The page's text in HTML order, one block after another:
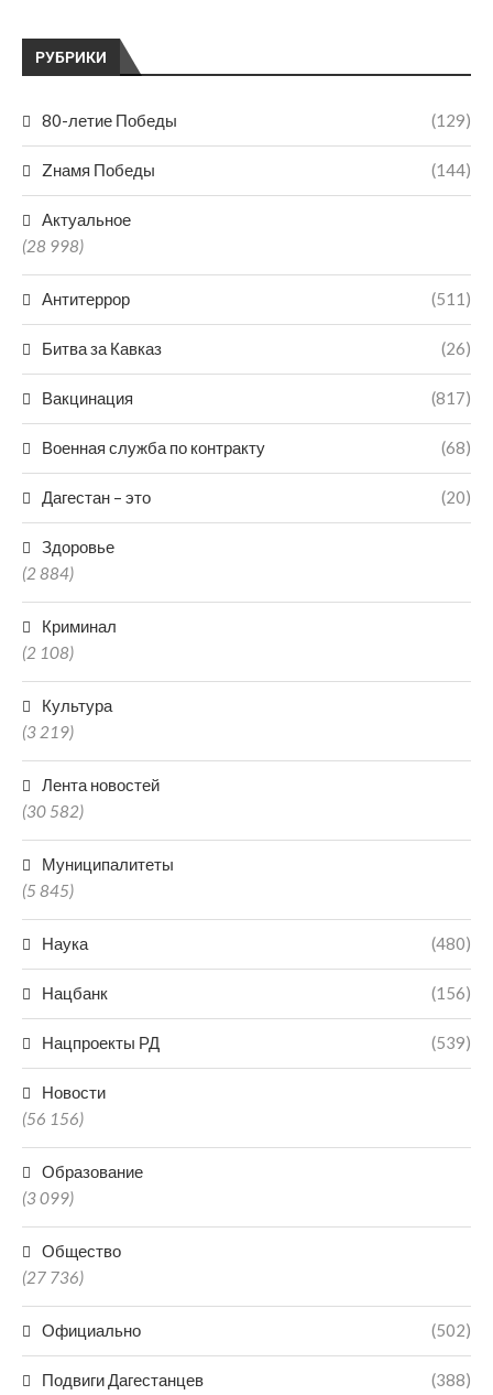
РУБРИКИ
80-летие Победы (129)
Zнамя Победы (144)
Актуальное
(28 998)
Антитеррор (511)
Битва за Кавказ (26)
Вакцинация (817)
Военная служба по контракту (68)
Дагестан – это (20)
Здоровье
(2 884)
Криминал
(2 108)
Культура
(3 219)
Лента новостей
(30 582)
Муниципалитеты
(5 845)
Наука (480)
Нацбанк (156)
Нацпроекты РД (539)
Новости
(56 156)
Образование
(3 099)
Общество
(27 736)
Официально (502)
Подвиги Дагестанцев (388)